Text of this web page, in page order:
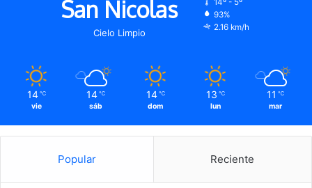
San Nicolas
Cielo Limpio
93%
2.16 km/h
14 ℃
vie
14 ℃
sáb
14 ℃
dom
13 ℃
lun
11 ℃
mar
Popular Reciente